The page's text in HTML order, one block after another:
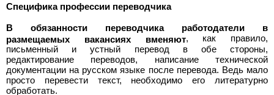
Специфика профессии переводчика
В обязанности переводчика работодатели в
размещаемых вакансиях вменяют, как правило,
письменный и устный перевод в обе стороны,
редактирование переводов, написание технической
документации на русском языке после перевода. Ведь мало
просто перевести текст, необходимо его литературно
обработать.